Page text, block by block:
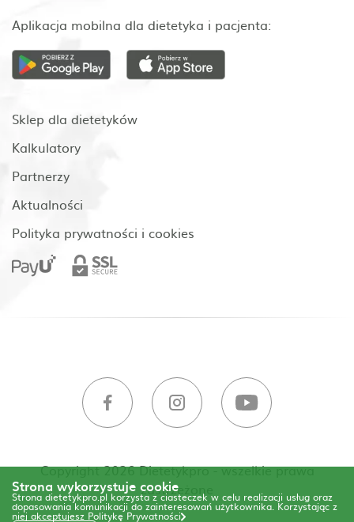
Aplikacja mobilna dla dietetyka i pacjenta:
Sklep dla dietetyków
Kalkulatory
Partnerzy
Aktualności
Polityka prywatności i cookies
Copyright 2026 Dietetykpro - wszelkie prawa
zastrzeżone
Strona wykorzystuje cookie
Strona dietetykpro.pl korzysta z ciasteczek w celu realizacji usług oraz
dopasowania komunikacji do zainteresowań użytkownika. Korzystając z
niej akceptujesz Politykę Prywatności